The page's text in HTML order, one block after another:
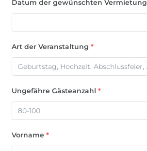
Datum der gewünschten Vermietung
Art der Veranstaltung *
Ungefähre Gästeanzahl *
Vorname *